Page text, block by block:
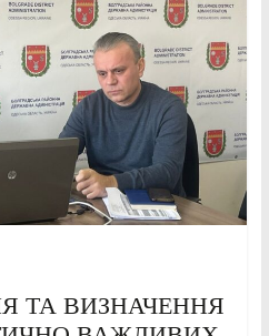
ТА ВИЗНАЧЕННЯ